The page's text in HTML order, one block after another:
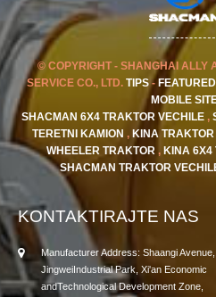
© COPYRIGHT - SHANGHAI ALLY
SERVICE CO., LTD.TIPS-
MOBILE
SHACMAN 6X4 TRAKTOR VECHILE ,
TERETNI KAMION ,KINA
WHEELER TRAKTOR ,KINA 6X4
SHACMAN TRAKTOR
KONTAKTIRAJTE NAS
Manufacturer Address: Shaangi Avenue,
JingweiIndustrial Park, Xi'an Economic
andTechnological Development Zone,